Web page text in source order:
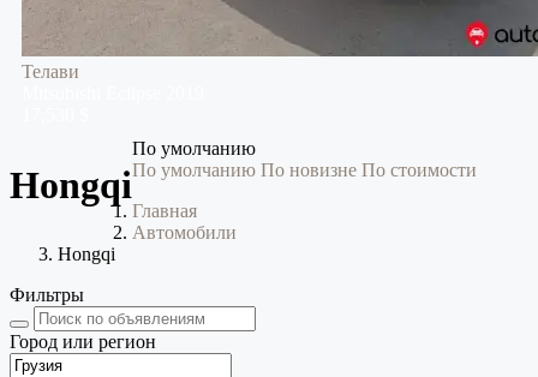
Телави
Hongqi
По умолчанию
По умолчанию По новизне По стоимости
Главная
Автомобили
Hongqi
Фильтры
Город или регион